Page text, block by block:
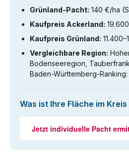
Grünland-Pacht: 140 €/ha
Kaufpreis Ackerland:
Kaufpreis Grünland:
Vergleichbare Region:
Bodenseeregion,
Baden-Württemberg-
Was ist Ihre Fläche im
Jetzt individuelle Pacht